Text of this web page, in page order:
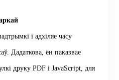
і адхіляе часу
Дадаткова, ён паказвае
друку PDF і JavaScript, для